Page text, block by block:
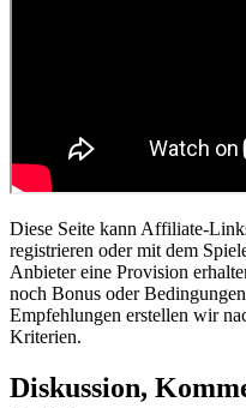
Diese Seite kann Affiliate-
registrieren oder mit dem
Anbieter eine Provision
noch Bonus oder
Empfehlungen erstellen wir
Kriterien.
Diskussion,